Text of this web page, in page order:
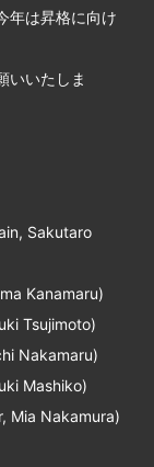
年は昇格に向け
いいたしま
Sakutaro
Kanamaru)
Tsujimoto)
Nakamaru)
Mashiko)
Mia Nakamura)